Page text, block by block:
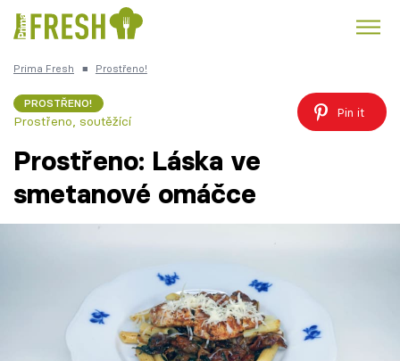
Česká kuchyně
Prima Fresh ■ Prostřeno!
PROSTŘENO!
Prostřeno, soutěžící
Pin it
Prostřeno: Láska ve
smetanové omáčce